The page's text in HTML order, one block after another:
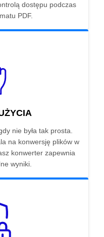
dostępu podczas
PDF.
nie była tak prosta.
na konwersję plików w
konwerter zapewnia
wyniki.